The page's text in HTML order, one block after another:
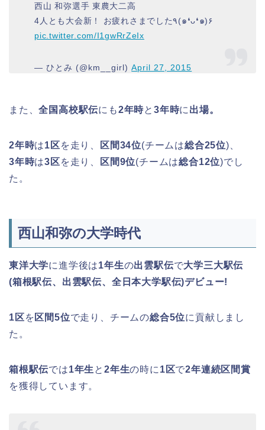
西山 和弥選手 東農大二高
4人とも大会新！ お疲れさまでした٩(๑❛ᴗ❛๑)۶
pic.twitter.com/I1gwRrZeIx
— ひとみ (@km__girl)April 27, 2015
また、全国高校駅伝にも2年時と3年時に 出場。
2年時は1区を走り、 区間34位(チームは総合25位)、
3年時は3区を走り、 区間9位(チームは総合12位)でし
た。
西山和弥の大学時代
東洋大学に進学後は1年生の出雲駅伝で大学三大駅伝
(箱根駅伝、出雲駅伝、全日本大学駅伝)デビュー!
1区を 区間5位で走り、チームの総合5位に貢献しまし
た。
箱根駅伝では1年生と2年生の時に1区で2年連続区間賞
を獲得しています。